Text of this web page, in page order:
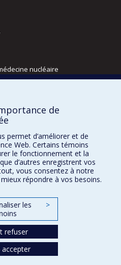
nucléaire
physique
de
permet d’améliorer et de
Web. Certains témoins
le fonctionnement et la
d’autres enregistrent vos
vous consentez à notre
répondre à vos besoins.
les
>
refuser